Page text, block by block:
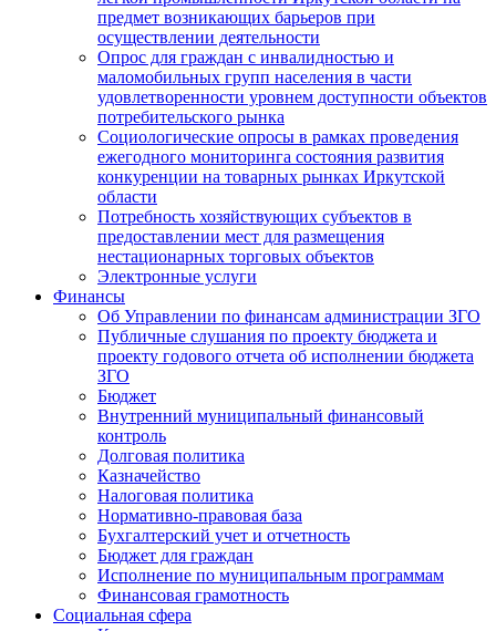
предмет возникающих барьеров при
осуществлении деятельности
Опрос для граждан с инвалидностью и
маломобильных групп населения в части
удовлетворенности уровнем доступности объектов
потребительского рынка
Социологические опросы в рамках проведения
ежегодного мониторинга состояния развития
конкуренции на товарных рынках Иркутской
области
Потребность хозяйствующих субъектов в
предоставлении мест для размещения
нестационарных торговых объектов
Электронные услуги
Финансы
Об Управлении по финансам администрации ЗГО
Публичные слушания по проекту бюджета и
проекту годового отчета об исполнении бюджета
ЗГО
Бюджет
Внутренний муниципальный финансовый
контроль
Долговая политика
Казначейство
Налоговая политика
Нормативно-правовая база
Бухгалтерский учет и отчетность
Бюджет для граждан
Исполнение по муниципальным программам
Финансовая грамотность
Социальная сфера